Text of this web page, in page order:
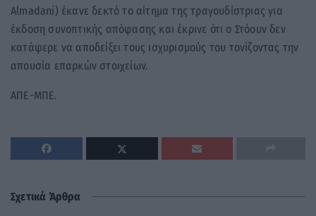
Almadani) έκανε δεκτό το αίτημα της τραγουδίστριας για
έκδοση συνοπτικής απόφασης και έκρινε ότι ο Στόουν δεν
κατάφερε να αποδείξει τους ισχυρισμούς του τονίζοντας την
απουσία επαρκών στοιχείων.
ΑΠΕ-ΜΠΕ.
Σχετικά Άρθρα